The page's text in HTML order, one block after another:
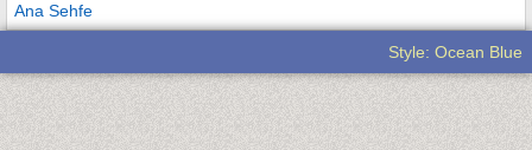
Ana Sehfe
Style: Ocean Blue